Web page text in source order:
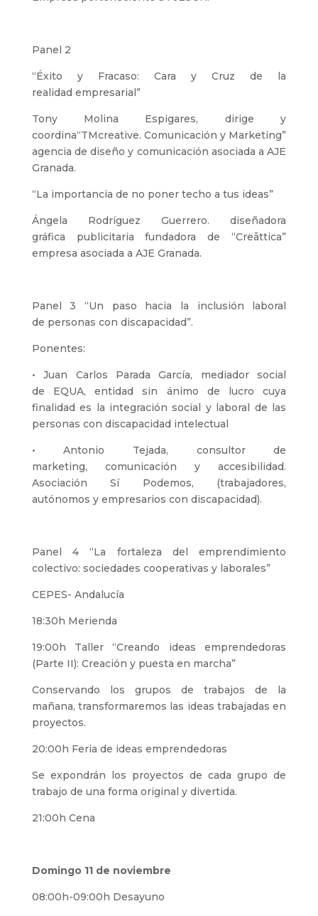
Panel 2
“Éxito y Fracaso: Cara y Cruz de la
realidad empresarial”
Tony Molina Espigares, dirige y
coordina“TMcreative. Comunicación y Marketing”
agencia de diseño y comunicación asociada a AJE
Granada.
“La importancia de no poner techo a tus ideas”
Ángela Rodríguez Guerrero. diseñadora
gráfica publicitaria fundadora de “Creāttica”
empresa asociada a AJE Granada.
Panel 3 “Un paso hacia la inclusión laboral
de personas con discapacidad”.
Ponentes:
• Juan Carlos Parada García, mediador social
de EQUA, entidad sin ánimo de lucro cuya
finalidad es la integración social y laboral de las
personas con discapacidad intelectual
• Antonio Tejada, consultor de
marketing, comunicación y accesibilidad.
Asociación Sí Podemos, (trabajadores,
autónomos y empresarios con discapacidad).
Panel 4 “La fortaleza del emprendimiento
colectivo: sociedades cooperativas y laborales”
CEPES- Andalucía
18:30h Merienda
19:00h Taller “Creando ideas emprendedoras
(Parte II): Creación y puesta en marcha”
Conservando los grupos de trabajos de la
mañana, transformaremos las ideas trabajadas en
proyectos.
20:00h Feria de ideas emprendedoras
Se expondrán los proyectos de cada grupo de
trabajo de una forma original y divertida.
21:00h Cena
Domingo 11 de noviembre
08:00h-09:00h Desayuno